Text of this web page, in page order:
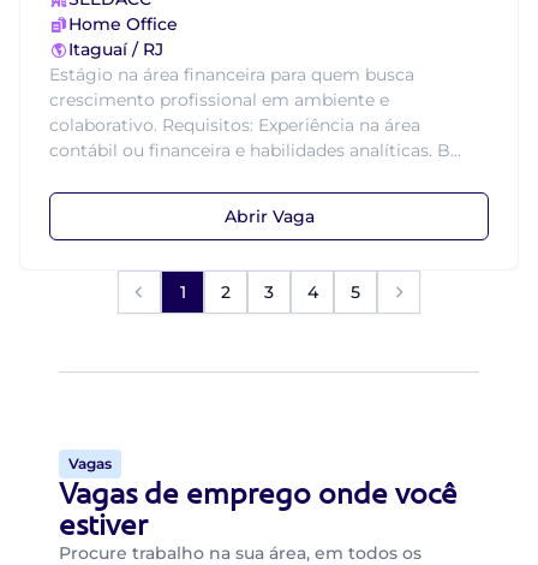
Home Office
Itaguaí / RJ
Estágio na área financeira para quem busca
crescimento profissional em ambiente e
colaborativo. Requisitos: Experiência na área
contábil ou financeira e habilidades analíticas. B...
Abrir Vaga
1 2 3 4 5
Vagas
Vagas de emprego onde você
estiver
Procure trabalho na sua área, em todos os